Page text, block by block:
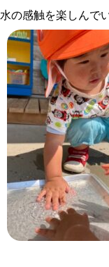
水の感触を楽しんで